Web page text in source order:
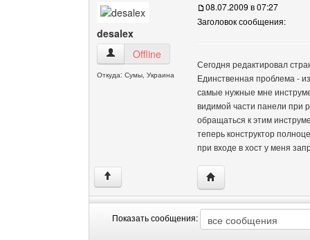
desalex
desalex Посмотреть профиль
Offline
Откуда: Сумы, Украина
08.07.2009 в 07:27
Заголовок сообщения:
Сегодня редактировал
Единственная проблема -
самые нужные мне
видимой части панели при
обращаться к этим
теперь конструктор
при входе в хост у меня
↑ Посетить сайт
Показать сообщения: